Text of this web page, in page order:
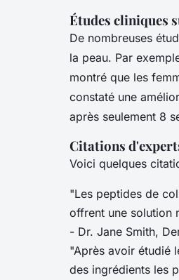
Études cliniques
De nombreuses
la peau. Par
montré que les
constaté une
après seulement 8
Citations
Voici quelques
"Les peptides de
offrent une solution
- Dr. Jane Smith,
"Après avoir étudié
des ingrédients les